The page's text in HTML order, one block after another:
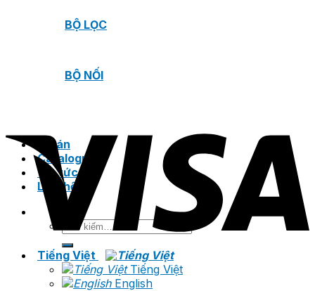
BỘ LỌC
BỘ NỐI
Dự án
Catalogue
Tin tức
Liên hệ
Tìm
Tiếng Việt
Tiếng Việt
English